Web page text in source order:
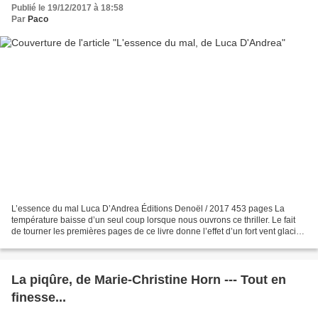
Publié le 19/12/2017 à 18:58
Par Paco
L’essence du mal Luca D’Andrea Éditions Denoël / 2017 453 pages La
température baisse d’un seul coup lorsque nous ouvrons ce thriller. Le fait
de tourner les premières pages de ce livre donne l’effet d’un fort vent glacial
La piqûre, de Marie-Christine Horn --- Tout en
finesse...